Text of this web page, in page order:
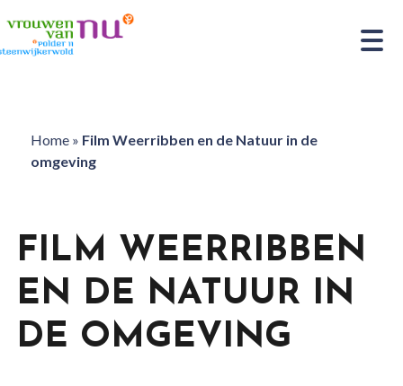
Home» Film Weerribben en de Natuur in de
omgeving
FILM WEERRIBBEN
EN DE NATUUR IN
DE OMGEVING